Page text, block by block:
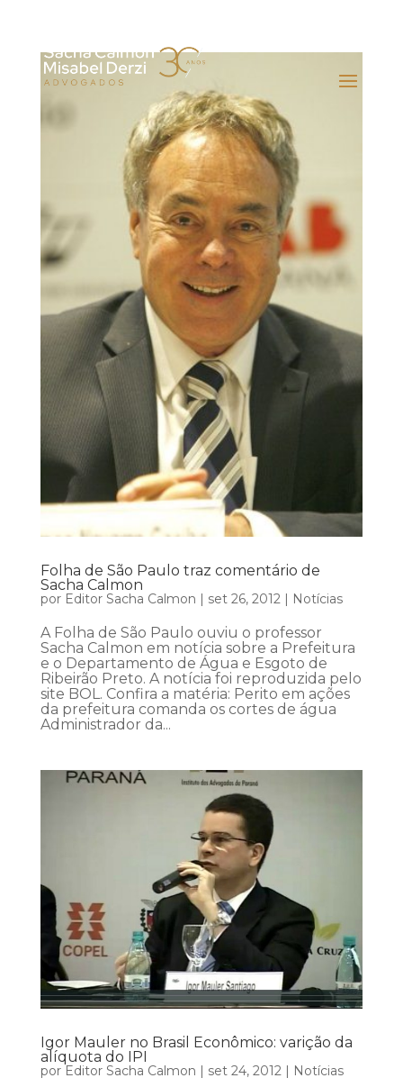
Folha de São Paulo traz comentário de
Sacha Calmon
por Editor Sacha Calmon | set 26, 2012| Notícias
A Folha de São Paulo ouviu o professor
Sacha Calmon em notícia sobre a Prefeitura
e o Departamento de Água e Esgoto de
Ribeirão Preto. A notícia foi reproduzida pelo
site BOL. Confira a matéria: Perito em ações
da prefeitura comanda os cortes de água
Administrador da...
Igor Mauler no Brasil Econômico: varição da
alíquota do IPI
por Editor Sacha Calmon | set 24, 2012| Notícias